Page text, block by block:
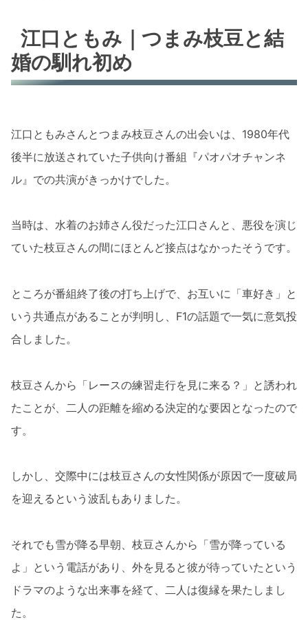
江口ともみ｜つまみ枝豆と結
婚の馴れ初め
江口ともみさんとつまみ枝豆さんの出会いは、1980年代
後半に放送されていた子供向け番組『パオパオチャンネ
ル』での共演がきっかけでした。
当時は、水着のお姉さん役だった江口さんと、悪役を演じ
ていた枝豆さんの間にほとんど接点はなかったそうです。
ところが番組終了後の打ち上げで、お互いに「車好き」と
いう共通点があることが判明し、F1の話題で一気に意気投
合しました。
枝豆さんから「レースの練習走行を見に来る？」と誘われ
たことが、二人の距離を縮める決定的な要因となったので
す。
しかし、交際中には枝豆さんの女性関係が原因で一度破局
を迎えるという波乱もありました。
それでも雪が降る早朝、枝豆さんから「雪が降っている
よ」という電話があり、外を見ると彼が待っていたという
ドラマのような出来事を経て、二人は復縁を果たしまし
た。